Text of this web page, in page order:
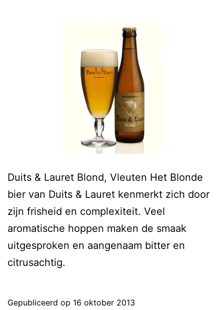
Duits & Lauret Blond, Vleuten Het Blonde
bier van Duits & Lauret kenmerkt zich door
zijn frisheid en complexiteit. Veel
aromatische hoppen maken de smaak
uitgesproken en aangenaam bitter en
citrusachtig.
Gepubliceerd op 16 oktober 2013